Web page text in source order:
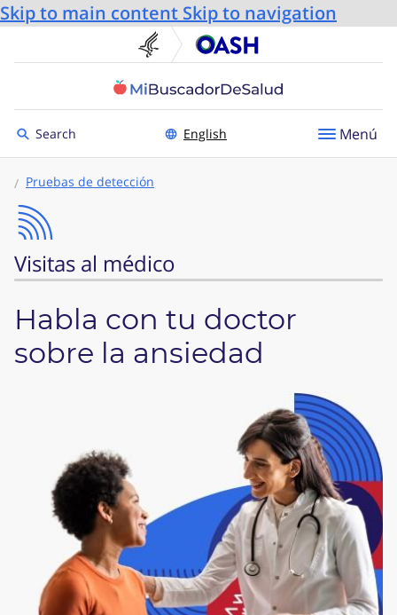
Skip to main content Skip to navigation
U.S. Department of
Toggle to
Search English Menú
Pruebas de detección
Visitas al médico
Habla con tu doctor
sobre la ansiedad